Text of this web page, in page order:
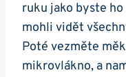
ruku jako byste
mohli vidět
Poté ​vezměte
⁣mikrovlákno, a